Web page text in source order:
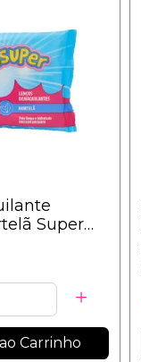
Super
01
Carrinho